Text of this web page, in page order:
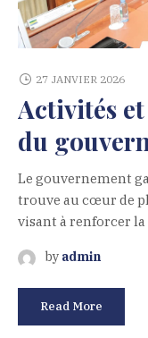
27 JANVIER 2026
Activités
du
Le gouvernement
trouve au cœur de
visant à renforcer
by admin
Read More